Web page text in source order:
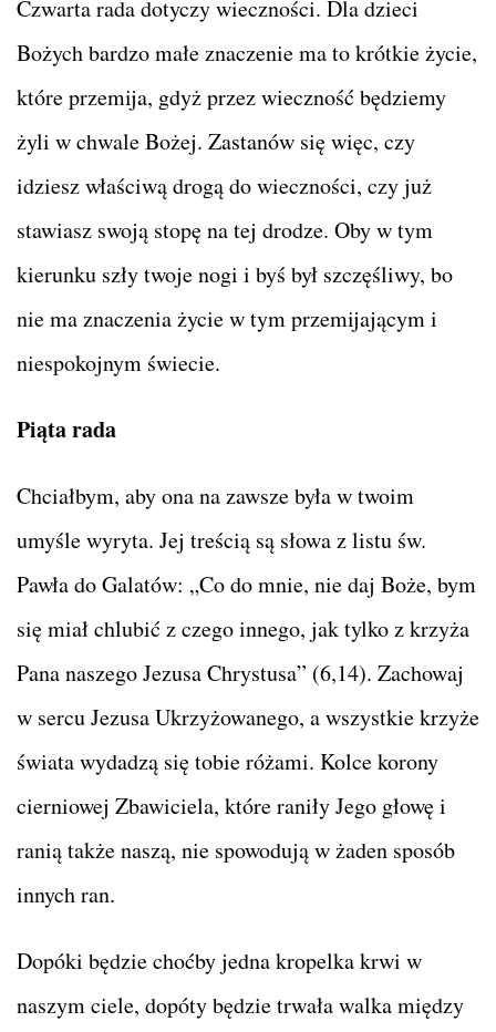
Czwarta rada dotyczy wieczności. Dla dzieci
Bożych bardzo małe znaczenie ma to krótkie życie,
które przemija, gdyż przez wieczność będziemy
żyli w chwale Bożej. Zastanów się więc, czy
idziesz właściwą drogą do wieczności, czy już
stawiasz swoją stopę na tej drodze. Oby w tym
kierunku szły twoje nogi i byś był szczęśliwy, bo
nie ma znaczenia życie w tym przemijającym i
niespokojnym świecie.
Piąta rada
Chciałbym, aby ona na zawsze była w twoim
umyśle wyryta. Jej treścią są słowa z listu św.
Pawła do Galatów: „Co do mnie, nie daj Boże, bym
się miał chlubić z czego innego, jak tylko z krzyża
Pana naszego Jezusa Chrystusa” (6,14). Zachowaj
w sercu Jezusa Ukrzyżowanego, a wszystkie krzyże
świata wydadzą się tobie różami. Kolce korony
cierniowej Zbawiciela, które raniły Jego głowę i
ranią także naszą, nie spowodują w żaden sposób
innych ran.
Dopóki będzie choćby jedna kropelka krwi w
naszym ciele, dopóty będzie trwała walka między